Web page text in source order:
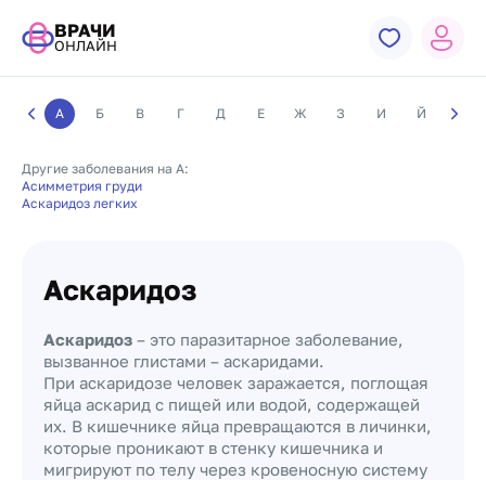
ВРАЧИ
ОНЛАЙН
А Б В Г Д Е Ж З И Й К
Другие заболевания на А:
Асимметрия груди
Аскаридоз легких
Аскаридоз
Аскаридоз – это паразитарное заболевание,
вызванное глистами – аскаридами.
При аскаридозе человек заражается, поглощая
яйца аскарид с пищей или водой, содержащей
их. В кишечнике яйца превращаются в личинки,
которые проникают в стенку кишечника и
мигрируют по телу через кровеносную систему